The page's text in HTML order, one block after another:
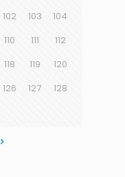
102 103
104
110 111
112
118 119
120
126 127
128